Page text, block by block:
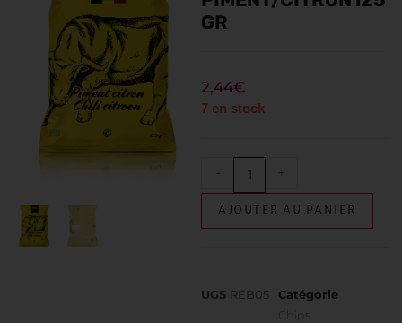
GR
2,44€
7 en stock
- +
AJOUTER AU PANIER
UGS REB05
Catégorie
Chips